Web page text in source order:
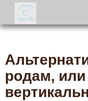
родам, или